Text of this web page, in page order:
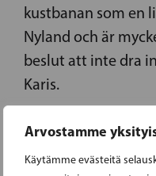
Arvostamme
Käytämme evästeitä
kustbanan som en
Nyland och är
beslut att inte dra
Karis.
LUE EDELLINEN